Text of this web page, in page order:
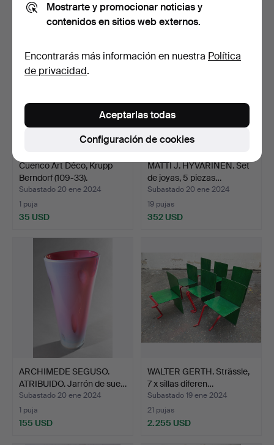
81 USD 162 USD
Cuenco Art Déco, Krupp
Berndorf (109-33).
Subastado 20 ene 2024
1 puja
35 USD
MATTI J. HYVÄRINEN. Set
de joyas, 5 piezas…
Subastado 20 ene 2024
19 pujas
352 USD
ARCHIMEDE SEGUSO.
ATRIBUIDO. Jarrón de sue…
Subastado 20 ene 2024
1 puja
155 USD
WALTER GERTH. Strässle,
7 x sillas diferen…
Subastado 19 ene 2024
21 pujas
2.255 USD
Mostrarte y promocionar noticias y
contenidos en sitios web externos.
Encontrarás más información en nuestra Política
de privacidad.
Configuración de cookies
Aceptarlas todas